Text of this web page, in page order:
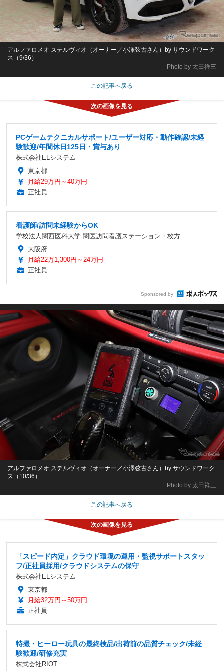
Photo by 太田祥三
アルファロメオ ステルヴィオ（オーナー／小澤弦古さん）by サウンドワーク
ス（9/36）
この記事へ戻る
PCゲームテクニカルサポート/ユーザー対応・動作確認/未経
験歓迎/年間休日125日・賞与あり
株式会社ELシステム
東京都
月給29万円～40万円
正社員
看護師/訪問未経験からOK
学校法人関西医科大学 関医訪問看護ステーション・枚方
大阪府
月給22万1,300円～24万円
正社員
Sponsored by
Photo by 太田祥三
アルファロメオ ステルヴィオ（オーナー／小澤弦古さん）by サウンドワーク
ス（10/36）
この記事へ戻る
「スピード内定」クラウド環境の運用・監視サポートスタッ
フ/正社員採用/クラウドシステムの保守
株式会社ELシステム
東京都
月給32万円～50万円
正社員
特撮・ヒーロー玩具の最終検品/出荷前の品質チェック/未経
験歓迎/研修充実
株式会社RIOT